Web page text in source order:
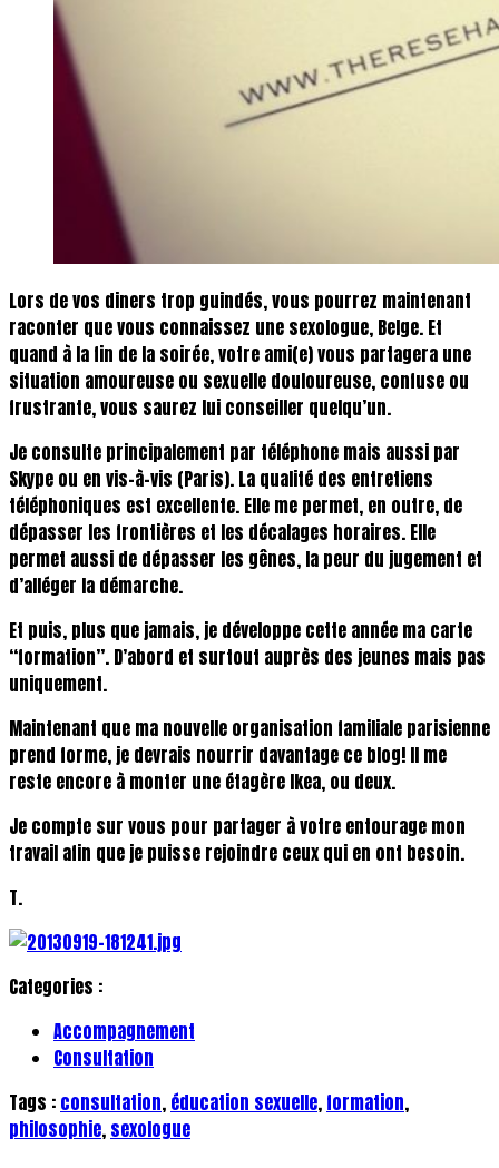
Lors de vos diners trop guindés, vous pourrez maintenant
raconter que vous connaissez une sexologue, Belge. Et
quand à la fin de la soirée, votre ami(e) vous partagera une
situation amoureuse ou sexuelle douloureuse, confuse ou
frustrante, vous saurez lui conseiller quelqu’un.
Je consulte principalement par téléphone mais aussi par
Skype ou en vis-à-vis (Paris). La qualité des entretiens
téléphoniques est excellente. Elle me permet, en outre, de
dépasser les frontières et les décalages horaires. Elle
permet aussi de dépasser les gênes, la peur du jugement et
d’alléger la démarche.
Et puis, plus que jamais, je développe cette année ma carte
“formation”. D’abord et surtout auprès des jeunes mais pas
uniquement.
Maintenant que ma nouvelle organisation familiale parisienne
prend forme, je devrais nourrir davantage ce blog! Il me
reste encore à monter une étagère Ikea, ou deux.
Je compte sur vous pour partager à votre entourage mon
travail afin que je puisse rejoindre ceux qui en ont besoin.
T.
Categories :
Accompagnement
Consultation
Tags : consultation, éducation sexuelle, formation,
philosophie, sexologue